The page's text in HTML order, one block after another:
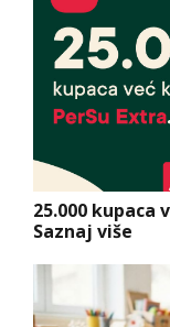
25.000 kupaca
Saznaj više